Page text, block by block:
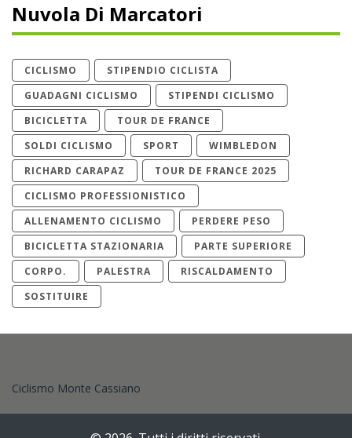
Nuvola Di Marcatori
CICLISMO
STIPENDIO CICLISTA
GUADAGNI CICLISMO
STIPENDI CICLISMO
BICICLETTA
TOUR DE FRANCE
SOLDI CICLISMO
SPORT
WIMBLEDON
RICHARD CARAPAZ
TOUR DE FRANCE 2025
CICLISMO PROFESSIONISTICO
ALLENAMENTO CICLISMO
PERDERE PESO
BICICLETTA STAZIONARIA
PARTE SUPERIORE
CORPO.
PALESTRA
RISCALDAMENTO
SOSTITUIRE
Ciclismo Monte Cassiano